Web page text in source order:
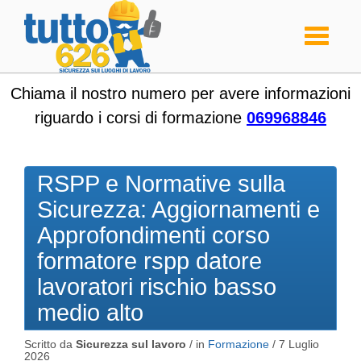
Toggle
Chiama il nostro numero per avere informazioni
riguardo i corsi di formazione 069968846
RSPP e Normative sulla
Sicurezza: Aggiornamenti e
Approfondimenti corso
formatore rspp datore
lavoratori rischio basso
medio alto
Scritto da Sicurezza sul lavoro / in Formazione / 7 Luglio
2026